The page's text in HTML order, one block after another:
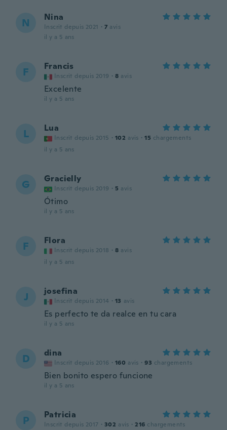
N Nina
Inscrit depuis 2021 · 7 avis
il y a 5 ans
F Francis
Inscrit depuis 2019 · 8 avis
Excelente
il y a 5 ans
L Lua
Inscrit depuis 2015 · 102 avis · 15 chargements
il y a 5 ans
G Gracielly
Inscrit depuis 2019 · 5 avis
Ótimo
il y a 5 ans
F Flora
Inscrit depuis 2018 · 8 avis
il y a 5 ans
J josefina
Inscrit depuis 2014 · 13 avis
Es perfecto te da realce en tu cara
il y a 5 ans
D dina
Inscrit depuis 2016 · 160 avis · 93 chargements
Bien bonito espero funcione
il y a 5 ans
P Patricia
Inscrit depuis 2017 · 302 avis · 216 chargements